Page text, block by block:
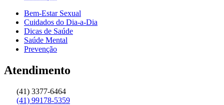
Bem-Estar Sexual
Cuidados do Dia-a-Dia
Dicas de Saúde
Saúde Mental
Prevenção
Atendimento
(41) 3377-6464
(41) 99178-5359